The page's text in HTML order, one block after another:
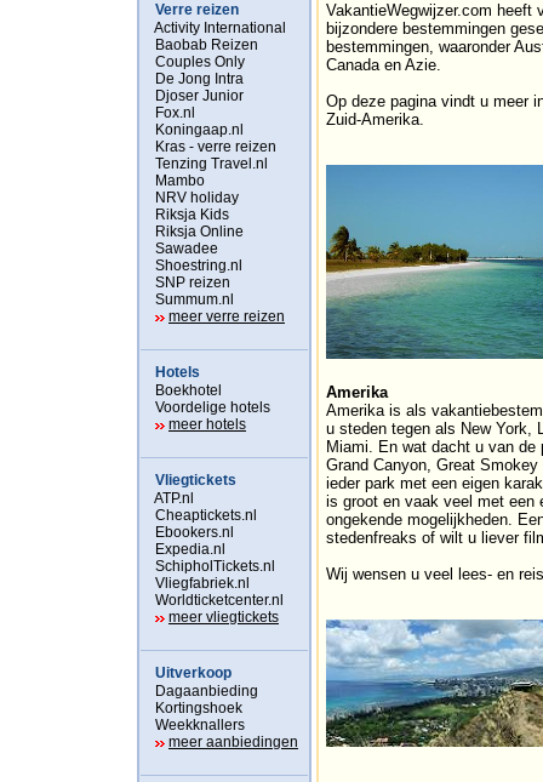
Verre reizen
Activity International
Baobab Reizen
Couples Only
De Jong Intra
Djoser Junior
Fox.nl
Koningaap.nl
Kras - verre reizen
Tenzing Travel.nl
Mambo
NRV holiday
Riksja Kids
Riksja Online
Sawadee
Shoestring.nl
SNP reizen
Summum.nl
meer verre reizen
Hotels
Boekhotel
Voordelige hotels
meer hotels
Vliegtickets
ATP.nl
Cheaptickets.nl
Ebookers.nl
Expedia.nl
SchipholTickets.nl
Vliegfabriek.nl
Worldticketcenter.nl
meer vliegtickets
Uitverkoop
Dagaanbieding
Kortingshoek
Weekknallers
meer aanbiedingen
VakantieWegwijzer.com heeft
bijzondere bestemmingen
bestemmingen, waaronder
Canada en Azie.
Op deze pagina vindt u meer
Zuid-Amerika.
Amerika
Amerika is als
u steden tegen als New York,
Miami. En wat dacht u van
Grand Canyon, Great
ieder park met een eigen
is groot en vaak veel met een
ongekende mogelijkheden.
stedenfreaks of wilt u liever
Wij wensen u veel lees- en